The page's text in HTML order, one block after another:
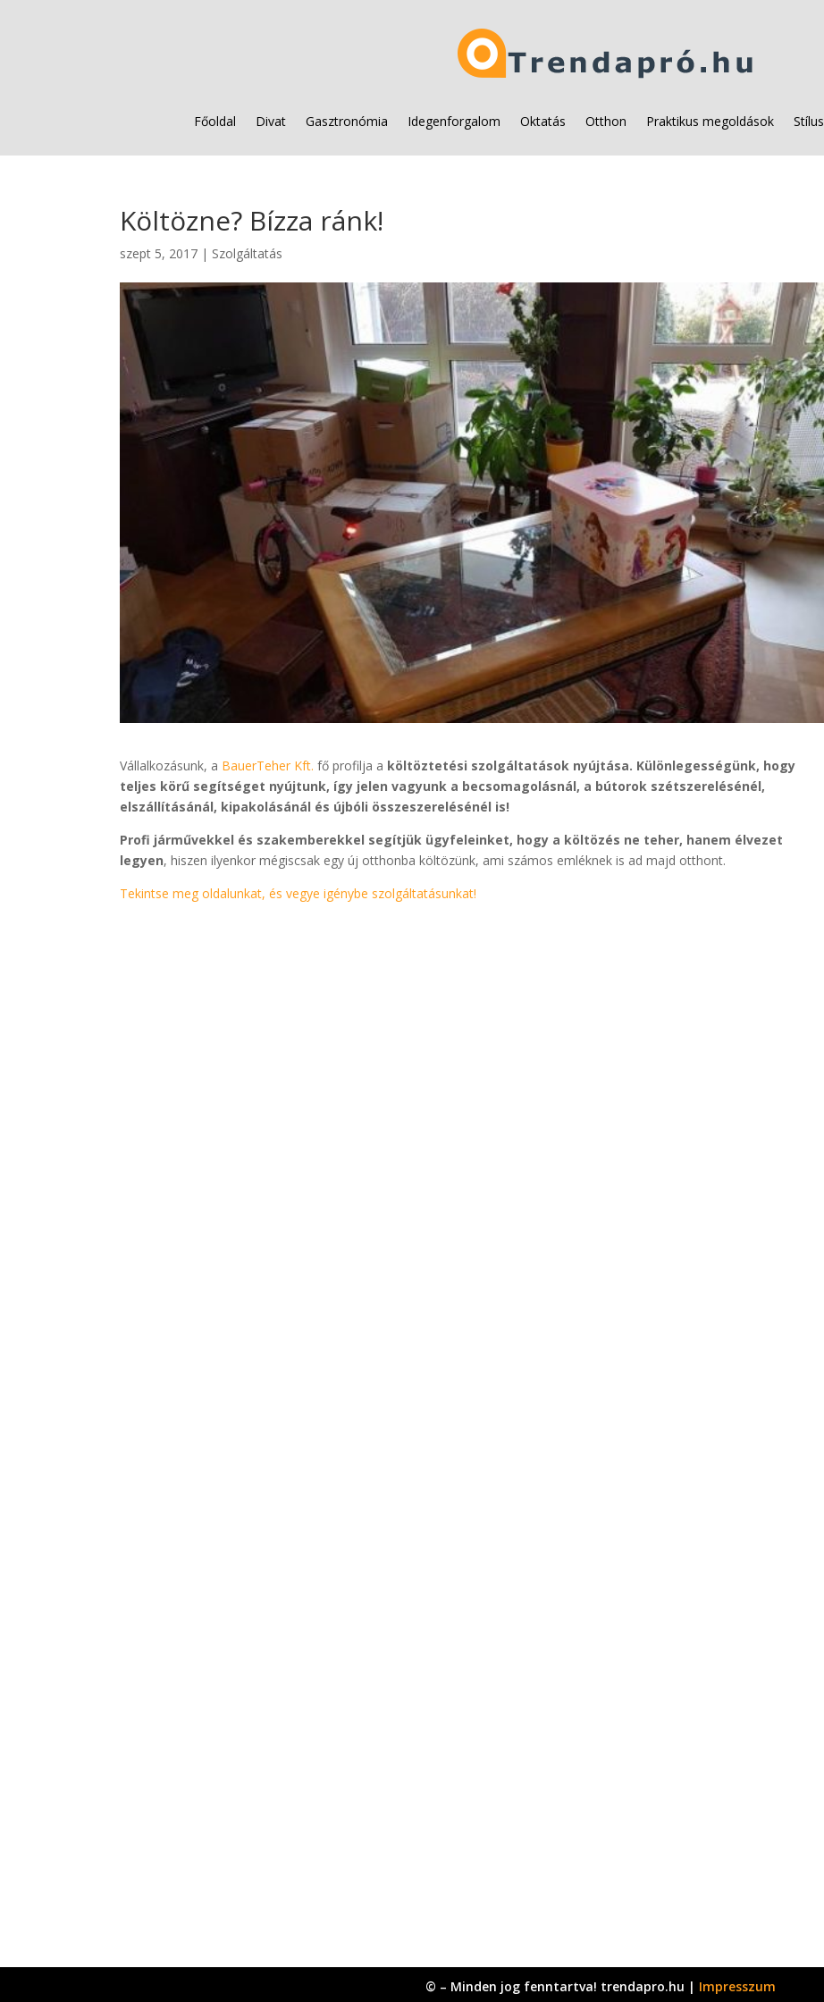
Főoldal Divat Gasztronómia Idegenforgalom Oktatás Otthon Praktikus megoldások Stílus
Költözne? Bízza ránk!
szept 5, 2017 | Szolgáltatás
Vállalkozásunk, a BauerTeher Kft. fő profilja a költöztetési szolgáltatások nyújtása. Különlegességünk, hogy
teljes körű segítséget nyújtunk, így jelen vagyunk a becsomagolásnál, a bútorok szétszerelésénél,
elszállításánál, kipakolásánál és újbóli összeszerelésénél is!
Profi járművekkel és szakemberekkel segítjük ügyfeleinket, hogy a költözés ne teher, hanem élvezet
legyen, hiszen ilyenkor mégiscsak egy új otthonba költözünk, ami számos emléknek is ad majd otthont.
Tekintse meg oldalunkat, és vegye igénybe szolgáltatásunkat!
© – Minden jog fenntartva! trendapro.hu | Impresszum